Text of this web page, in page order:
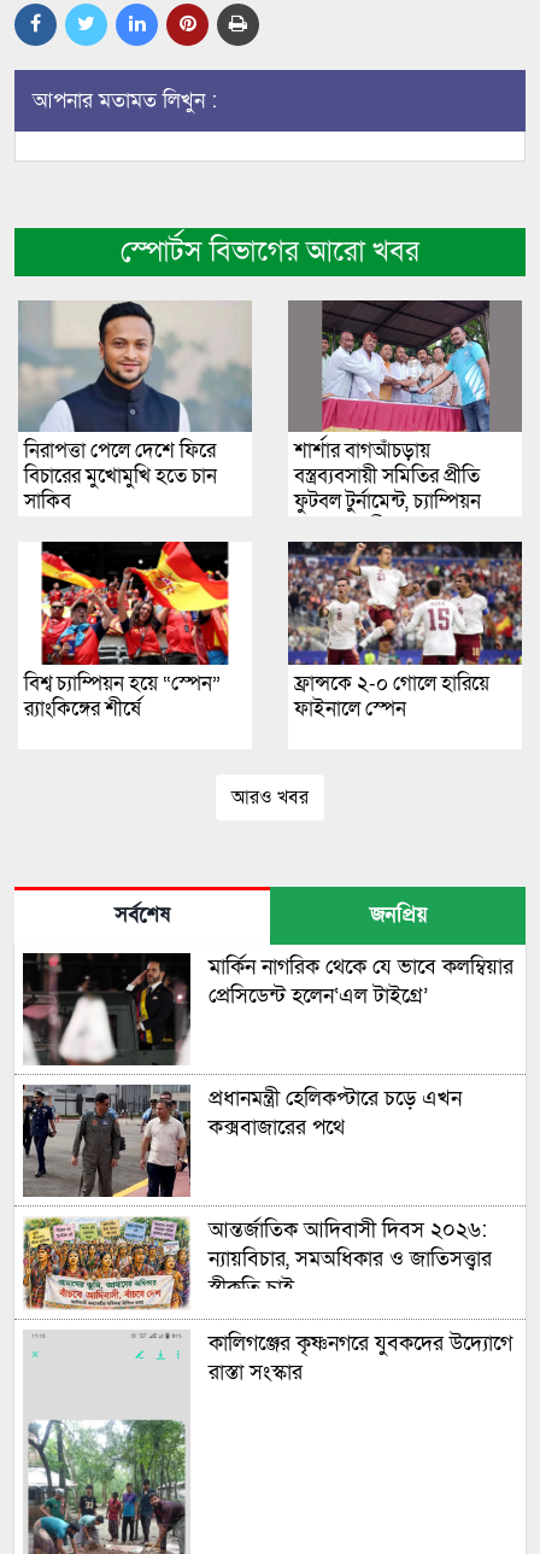
আপনার মতামত লিখুন :
স্পোর্টস বিভাগের আরো খবর
নিরাপত্তা পেলে দেশে ফিরে
বিচারের মুখোমুখি হতে চান
সাকিব
শার্শার বাগআঁচড়ায়
বস্ত্রব্যবসায়ী সমিতির প্রীতি
ফুটবল টুর্নামেন্ট, চ্যাম্পিয়ন
বিশ্ব চ্যাম্পিয়ন হয়ে “স্পেন”
র‍্যাংকিঙ্গের শীর্ষে
ফ্রান্সকে ২-০ গোলে হারিয়ে
ফাইনালে স্পেন
আরও খবর
সর্বশেষ জনপ্রিয়
মার্কিন নাগরিক থেকে যে ভাবে কলম্বিয়ার
প্রেসিডেন্ট হলেন‘এল টাইগ্রে’
প্রধানমন্ত্রী হেলিকপ্টারে চড়ে এখন
কক্সবাজারের পথে
আন্তর্জাতিক আদিবাসী দিবস ২০২৬:
ন্যায়বিচার, সমঅধিকার ও জাতিসত্ত্বার
স্বীকৃতি চাই
কালিগঞ্জের কৃষ্ণনগরে যুবকদের উদ্যোগে
রাস্তা সংস্কার